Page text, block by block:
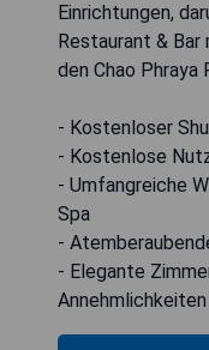
Einrichtungen,
Restaurant &
den Chao Phraya
- Kostenloser
- Kostenlose
- Umfangreiche
Spa
-
- Elegante
Annehmlichkeiten